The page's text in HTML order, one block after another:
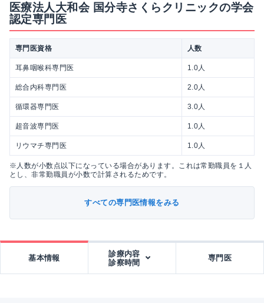
医療法人大和会 国分寺さくらクリニックの学会
認定専門医
専門医資格 人数
耳鼻咽喉科専門医 1.0人
総合内科専門医 2.0人
循環器専門医 3.0人
超音波専門医 1.0人
リウマチ専門医 1.0人
※人数が小数点以下になっている場合があります。これは常勤職員を１人
とし、非常勤職員が小数で計算されるためです。
すべての専門医情報をみる
基本情報
診療内容
診察時間
専門医